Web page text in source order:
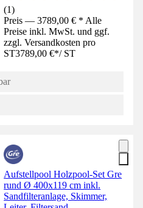
(1)
Preis — 3789,00 € * Alle
Preise inkl. MwSt. und ggf.
zzgl. Versandkosten pro
ST3789,00 €*/ ST
Aufstellpool Holzpool-Set Gre
rund Ø 400x119 cm inkl.
Sandfilteranlage, Skimmer,